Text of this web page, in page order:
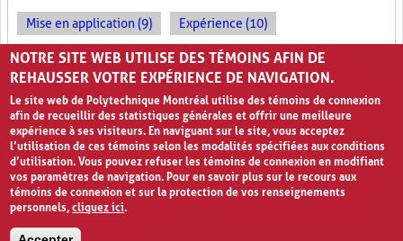
Mise en application (9) Expérience (10)
Observations (4)
NOTRE SITE WEB UTILISE DES TÉMOINS AFIN DE
REHAUSSER VOTRE EXPÉRIENCE DE NAVIGATION.
Le site web de Polytechnique Montréal utilise des témoins de connexion
afin de recueillir des statistiques générales et offrir une meilleure
expérience à ses visiteurs. En naviguant sur le site, vous acceptez
l’utilisation de ces témoins selon les modalités spécifiées aux conditions
d’utilisation. Vous pouvez refuser les témoins de connexion en modifiant
vos paramètres de navigation. Pour en savoir plus sur le recours aux
témoins de connexion et sur la protection de vos renseignements
personnels,cliquez ici.